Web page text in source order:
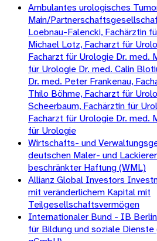
Ambulantes urologisches
Main/
Loebnau-Falencki, Fachärztin
Michael Lotz, Facharzt für
Facharzt für Urologie Dr. med.
für Urologie Dr. med. Calin
Dr. med. Peter Frankenau,
Thilo Böhme, Facharzt für
Scheerbaum, Fachärztin für
Facharzt für Urologie Dr. med.
für Urologie
Wirtschafts- und
deutschen Maler- und
beschränkter Haftung (WML)
Allianz Global Investors
mit veränderlichem Kapital mit
Teilgesellschaftsvermögen
Internationaler Bund - IB
für Bildung und soziale